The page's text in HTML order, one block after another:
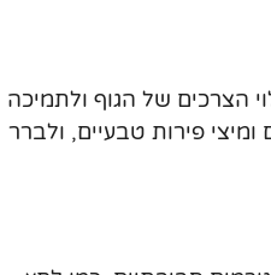
הצרכים של הגוף ולתמיכה
פירות טבעיים, ולברר